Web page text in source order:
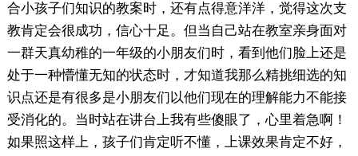
合小孩子们知识的教案时，还有点得意洋洋，觉得这次支
教肯定会很成功，信心十足。但当自己站在教室亲身面对
一群天真幼稚的一年级的小朋友们时，看到他们脸上还是
处于一种懵懂无知的状态时，才知道我那么精挑细选的知
识点还是有很多是小朋友们以他们现在的理解能力不能接
受消化的。当时站在讲台上我有些傻眼了，心里着急啊！
如果照这样上，孩子们肯定听不懂，上课效果肯定不好，